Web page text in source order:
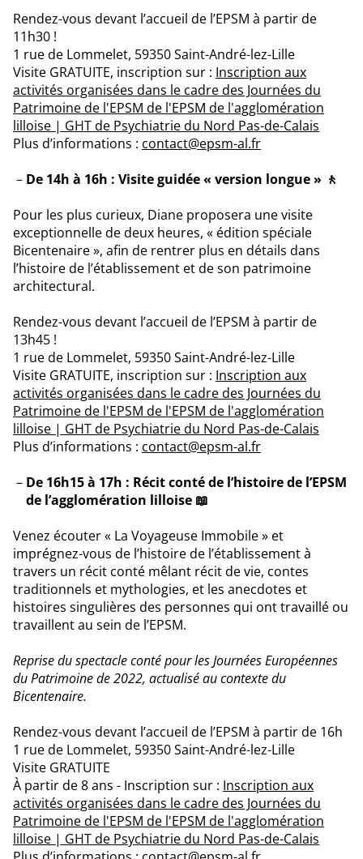
Rendez-vous devant l’accueil de l’EPSM à partir de
11h30 !
1 rue de Lommelet, 59350 Saint-André-lez-Lille
Visite GRATUITE, inscription sur : Inscription aux
activités organisées dans le cadre des Journées du
Patrimoine de l'EPSM de l'EPSM de l'agglomération
lilloise | GHT de Psychiatrie du Nord Pas-de-Calais
Plus d’informations : contact@epsm-al.fr
De 14h à 16h : Visite guidée « version longue » 🚶
Pour les plus curieux, Diane proposera une visite
exceptionnelle de deux heures, « édition spéciale
Bicentenaire », afin de rentrer plus en détails dans
l’histoire de l’établissement et de son patrimoine
architectural.
Rendez-vous devant l’accueil de l’EPSM à partir de
13h45 !
1 rue de Lommelet, 59350 Saint-André-lez-Lille
Visite GRATUITE, inscription sur : Inscription aux
activités organisées dans le cadre des Journées du
Patrimoine de l'EPSM de l'EPSM de l'agglomération
lilloise | GHT de Psychiatrie du Nord Pas-de-Calais
Plus d’informations : contact@epsm-al.fr
De 16h15 à 17h : Récit conté de l’histoire de l’EPSM
de l’agglomération lilloise 📖
Venez écouter « La Voyageuse Immobile » et
imprégnez-vous de l’histoire de l’établissement à
travers un récit conté mêlant récit de vie, contes
traditionnels et mythologies, et les anecdotes et
histoires singulières des personnes qui ont travaillé ou
travaillent au sein de l’EPSM.
Reprise du spectacle conté pour les Journées Européennes
du Patrimoine de 2022, actualisé au contexte du
Bicentenaire.
Rendez-vous devant l’accueil de l’EPSM à partir de 16h
1 rue de Lommelet, 59350 Saint-André-lez-Lille
Visite GRATUITE
À partir de 8 ans - Inscription sur : Inscription aux
activités organisées dans le cadre des Journées du
Patrimoine de l'EPSM de l'EPSM de l'agglomération
lilloise | GHT de Psychiatrie du Nord Pas-de-Calais